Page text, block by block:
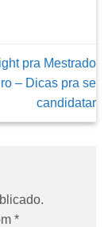
pra Mestrado
– Dicas pra se
candidatar
*